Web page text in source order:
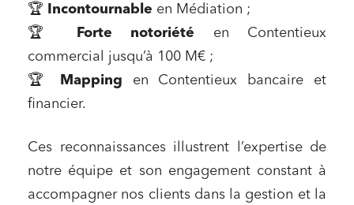
🏆 Incontournable en Médiation ;
🏆
Forte notoriété en Contentieux
commercial jusqu’à 100 M€ ;
🏆
Mapping en Contentieux bancaire et
financier.
Ces reconnaissances illustrent l’expertise de
notre équipe et son engagement constant à
accompagner nos clients dans la gestion et la